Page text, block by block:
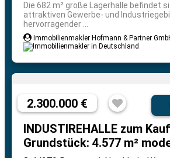
Die 682 m² große Lagerhalle befindet
attraktiven Gewerbe- und
hervorragender ...
Immobilienmakler Hofmann & Partner
2.300.000 €
INDUSTIREHALLE zum
Grundstück: 4.577 m²